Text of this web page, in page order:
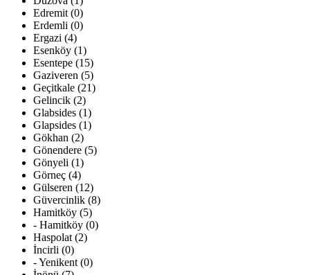
Edremit (0)
Erdemli (0)
Ergazi (4)
Esenköy (1)
Esentepe (15)
Gaziveren (5)
Geçitkale (21)
Gelincik (2)
Glabsides (1)
Glapsides (1)
Gökhan (2)
Gönendere (5)
Gönyeli (1)
Görneç (4)
Gülseren (12)
Güvercinlik (8)
Hamitköy (5)
- Hamitköy (0)
Haspolat (2)
İncirli (0)
- Yenikent (0)